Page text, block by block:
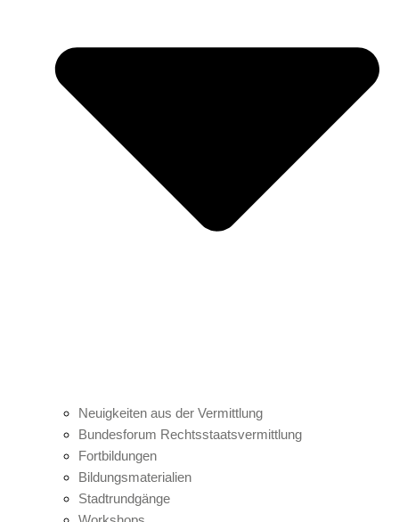
Neuigkeiten aus der Vermittlung
Bundesforum Rechtsstaatsvermittlung
Fortbildungen
Bildungsmaterialien
Stadtrundgänge